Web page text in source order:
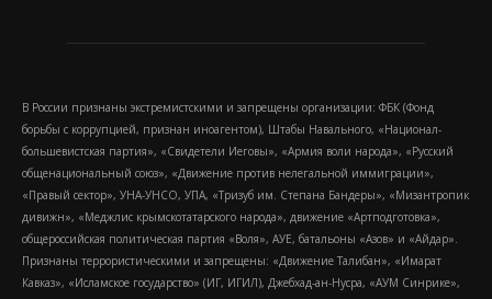
В России признаны экстремистскими и запрещены организации: ФБК (Фонд
борьбы с коррупцией, признан иноагентом), Штабы Навального, «Национал-
большевистская партия», «Свидетели Иеговы», «Армия воли народа», «Русский
общенациональный союз», «Движение против нелегальной иммиграции»,
«Правый сектор», УНА-УНСО, УПА, «Тризуб им. Степана Бандеры», «Мизантропик
дивижн», «Меджлис крымскотатарского народа», движение «Артподготовка»,
общероссийская политическая партия «Воля», АУЕ, батальоны «Азов» и «Айдар».
Признаны террористическими и запрещены: «Движение Талибан», «Имарат
Кавказ», «Исламское государство» (ИГ, ИГИЛ), Джебхад-ан-Нусра, «АУМ Синрике»,